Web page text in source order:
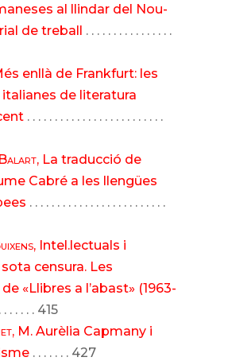
al llindar del Nou-
de treball . . . . . . . . . . . . . . . .
enllà de Frankfurt: les
de literatura
. . . . . . . . . . . . . . . . . . . . . . . . .
, La traducció de
Cabré a les llengües
. . . . . . . . . . . . . . . . . . . . . . . . .
, Intel.lectuals i
censura. Les
«Llibres a l’abast» (1963-
. . . . . . 415
, M. Aurèlia Capmany i
. . . . . . . 427